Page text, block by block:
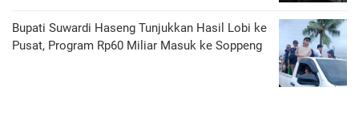
Bupati Suwardi Haseng Tunjukkan Hasil Lobi ke
Pusat, Program Rp60 Miliar Masuk ke Soppeng